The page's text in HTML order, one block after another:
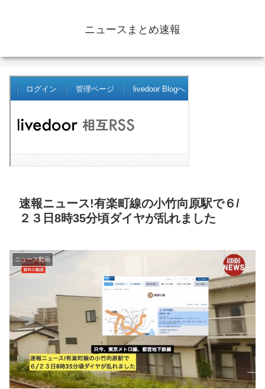
ニュースまとめ速報
速報ニュース!有楽町線の小竹向原駅で６/
２３日8時35分頃ダイヤが乱れました
ニュース動画